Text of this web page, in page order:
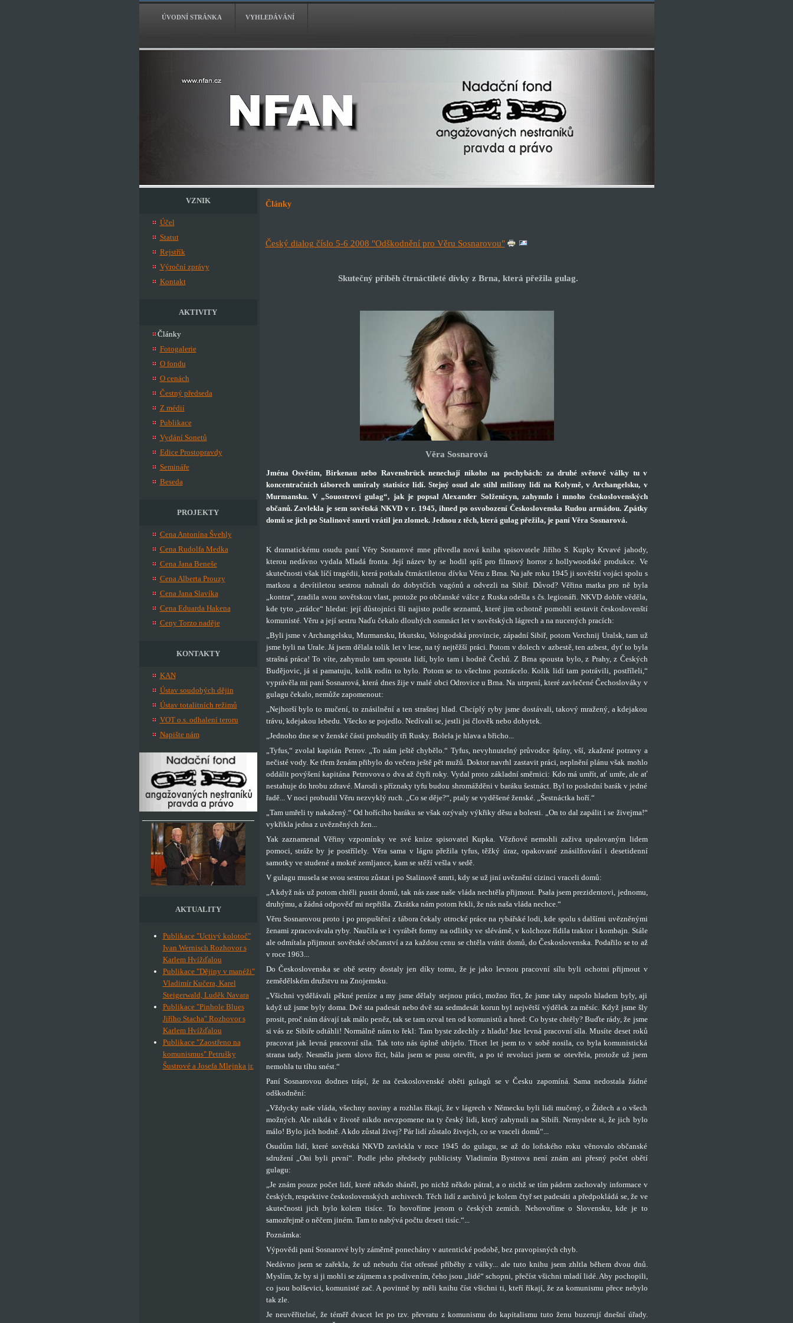
ÚVODNÍ STRÁNKA VYHLEDÁVÁNÍ
VZNIK
Účel
Statut
Rejstřík
Výroční zprávy
Kontakt
AKTIVITY
Články
Fotogalerie
O fondu
O cenách
Čestný předseda
Z médií
Publikace
Vydání Sonetů
Edice Prostopravdy
Semináře
Beseda
PROJEKTY
Cena Antonína Švehly
Cena Rudolfa Medka
Cena Jana Beneše
Cena Alberta Prouzy
Cena Jana Slavíka
Cena Eduarda Hakena
Ceny Torzo naděje
KONTAKTY
KAN
Ústav soudobých dějin
Ústav totalitních režimů
VOT o.s. odhalení teroru
Napište nám
AKTUALITY
Publikace "Uctivý kolotoč"
Ivan Wernisch Rozhovor s
Karlem Hvížďalou
Publikace "Dějiny v manéži"
Vladimír Kučera, Karel
Steigerwald, Luděk Navara
Publikace "Pinhole Blues
Jiřího Stacha" Rozhovor s
Karlem Hvížďalou
Publikace "Zaostřeno na
komunismus" Petrušky
Šustrové a Josefa Mlejnka jr.
Články
Český dialog číslo 5-6 2008 "Odškodnění pro Věru Sosnarovou"
Skutečný příběh čtrnáctileté dívky z Brna, která přežila gulag.
Věra Sosnarová
Jména Osvětim, Birkenau nebo Ravensbrück nenechají nikoho na pochybách: za druhé světové války tu v
koncentračních táborech umíraly statisíce lidí. Stejný osud ale stihl miliony lidí na Kolymě, v Archangelsku, v
Murmansku. V „Souostroví gulag“, jak je popsal Alexander Solženicyn, zahynulo i mnoho československých
občanů. Zavlekla je sem sovětská NKVD v r. 1945, ihned po osvobození Československa Rudou armádou. Zpátky
domů se jich po Stalinově smrti vrátil jen zlomek. Jednou z těch, která gulag přežila, je paní Věra Sosnarová.
K dramatickému osudu paní Věry Sosnarové mne přivedla nová kniha spisovatele Jiřího S. Kupky Krvavé jahody,
kterou nedávno vydala Mladá fronta. Její název by se hodil spíš pro filmový horror z hollywoodské produkce. Ve
skutečnosti však líčí tragédii, která potkala čtrnáctiletou dívku Věru z Brna. Na jaře roku 1945 ji sovětští vojáci spolu s
matkou a devítiletou sestrou nahnali do dobytčích vagónů a odvezli na Sibiř. Důvod? Věřina matka pro ně byla
„kontra“, zradila svou sovětskou vlast, protože po občanské válce z Ruska odešla s čs. legionáři. NKVD dobře věděla,
kde tyto „zrádce“ hledat: její důstojníci šli najisto podle seznamů, které jim ochotně pomohli sestavit českoslovenští
komunisté. Věru a její sestru Naďu čekalo dlouhých osmnáct let v sovětských lágrech a na nucených pracích:
„Byli jsme v Archangelsku, Murmansku, Irkutsku, Vologodská provincie, západní Sibiř, potom Verchnij Uralsk, tam už
jsme byli na Urale. Já jsem dělala tolik let v lese, na tý nejtěžší práci. Potom v dolech v azbestě, ten azbest, dyť to byla
strašná práca! To víte, zahynulo tam spousta lidí, bylo tam i hodně Čechů. Z Brna spousta bylo, z Prahy, z Českých
Budějovic, já si pamatuju, kolik rodin to bylo. Potom se to všechno poztrácelo. Kolik lidí tam potrávili, postříleli,“
vyprávěla mi paní Sosnarová, která dnes žije v malé obci Odrovice u Brna. Na utrpení, které zavlečené Čechoslováky v
gulagu čekalo, nemůže zapomenout:
„Nejhorší bylo to mučení, to znásilnění a ten strašnej hlad. Chcíplý ryby jsme dostávali, takový mražený, a kdejakou
trávu, kdejakou lebedu. Všecko se pojedlo. Nedívali se, jestli jsi člověk nebo dobytek.
„Jednoho dne se v ženské části probudily tři Rusky. Bolela je hlava a břicho...
„Tyfus,“ zvolal kapitán Petrov. „To nám ještě chybělo.“ Tyfus, nevyhnutelný průvodce špíny, vší, zkažené potravy a
nečisté vody. Ke třem ženám přibylo do večera ještě pět mužů. Doktor navrhl zastavit práci, neplnění plánu však mohlo
oddálit povýšení kapitána Petrovova o dva až čtyři roky. Vydal proto základní směrnici: Kdo má umřít, ať umře, ale ať
nestahuje do hrobu zdravé. Marodi s příznaky tyfu budou shromážděni v baráku šestnáct. Byl to poslední barák v jedné
řadě... V noci probudil Věru nezvyklý ruch. „Co se děje?“, ptaly se vyděšené ženské. „Šestnáctka hoří.“
„Tam umřeli ty nakažený.“ Od hořícího baráku se však ozývaly výkřiky děsu a bolesti. „On to dal zapálit i se živejma!“
vykřikla jedna z uvězněných žen...
Yak zaznamenal Věřiny vzpomínky ve své knize spisovatel Kupka. Vězňové nemohli zaživa upalovaným lidem
pomoci, stráže by je postřílely. Věra sama v lágru přežila tyfus, těžký úraz, opakované znásilňování i desetidenní
samotky ve studené a mokré zemljance, kam se stěží vešla v sedě.
V gulagu musela se svou sestrou zůstat i po Stalinově smrti, kdy se už jiní uvěznění cizinci vraceli domů:
„A když nás už potom chtěli pustit domů, tak nás zase naše vláda nechtěla přijmout. Psala jsem prezidentovi, jednomu,
druhýmu, a žádná odpověď mi nepřišla. Zkrátka nám potom řekli, že nás naša vláda nechce.“
Věru Sosnarovou proto i po propuštění z tábora čekaly otrocké práce na rybářské lodi, kde spolu s dalšími uvězněnými
ženami zpracovávala ryby. Naučila se i vyrábět formy na odlitky ve slévárně, v kolchoze řídila traktor i kombajn. Stále
ale odmítala přijmout sovětské občanství a za každou cenu se chtěla vrátit domů, do Československa. Podařilo se to až
v roce 1963...
Do Československa se obě sestry dostaly jen díky tomu, že je jako levnou pracovní sílu byli ochotni přijmout v
zemědělském družstvu na Znojemsku.
„Všichni vydělávali pěkné peníze a my jsme dělaly stejnou práci, možno říct, že jsme taky napolo hladem byly, aji
když už jsme byly doma. Dvě sta padesát nebo dvě sta sedmdesát korun byl největší výdělek za měsíc. Když jsme šly
prosit, proč nám dávají tak málo peněz, tak se tam ozval ten od komunistů a hned: Co byste chtěly? Buďte rády, že jsme
si vás ze Sibiře odtáhli! Normálně nám to řekl: Tam byste zdechly z hladu! Jste levná pracovní síla. Musíte deset roků
pracovat jak levná pracovní síla. Tak toto nás úplně ubíjelo. Třicet let jsem to v sobě nosila, co byla komunistická
strana tady. Nesměla jsem slovo říct, bála jsem se pusu otevřít, a po té revoluci jsem se otevřela, protože už jsem
nemohla tu tíhu snést.“
Paní Sosnarovou dodnes trápí, že na československé oběti gulagů se v Česku zapomíná. Sama nedostala žádné
odškodnění:
„Vždycky naše vláda, všechny noviny a rozhlas říkají, že v lágrech v Německu byli lidi mučený, o Židech a o všech
možných. Ale nikdá v životě nikdo nevzpomene na ty český lidi, který zahynuli na Sibiři. Nemyslete si, že jich bylo
málo! Bylo jich hodně. A kdo zůstal živej? Pár lidí zůstalo živejch, co se vraceli domů“...
Osudům lidí, které sovětská NKVD zavlekla v roce 1945 do gulagu, se až do loňského roku věnovalo občanské
sdružení „Oni byli první“. Podle jeho předsedy publicisty Vladimíra Bystrova není znám ani přesný počet obětí
gulagu:
„Je znám pouze počet lidí, které někdo sháněl, po nichž někdo pátral, a o nichž se tím pádem zachovaly informace v
českých, respektive československých archivech. Těch lidí z archivů je kolem čtyř set padesáti a předpokládá se, že ve
skutečnosti jich bylo kolem tisíce. To hovoříme jenom o českých zemích. Nehovoříme o Slovensku, kde je to
samozřejmě o něčem jiném. Tam to nabývá počtu deseti tisíc.“...
Poznámka:
Výpovědi paní Sosnarové byly záměrně ponechány v autentické podobě, bez pravopisných chyb.
Nedávno jsem se zařekla, že už nebudu číst otřesné příběhy z války... ale tuto knihu jsem zhltla během dvou dnů.
Myslím, že by si ji mohli se zájmem a s podivením, čeho jsou „lidé“ schopni, přečíst všichni mladí lidé. Aby pochopili,
co jsou bolševici, komunisté zač. A povinně by měli knihu číst všichni ti, kteří říkají, že za komunismu přece nebylo
tak zle.
Je neuvěřitelné, že téměř dvacet let po tzv. převratu z komunismu do kapitalismu tuto ženu buzerují dnešní úřady.